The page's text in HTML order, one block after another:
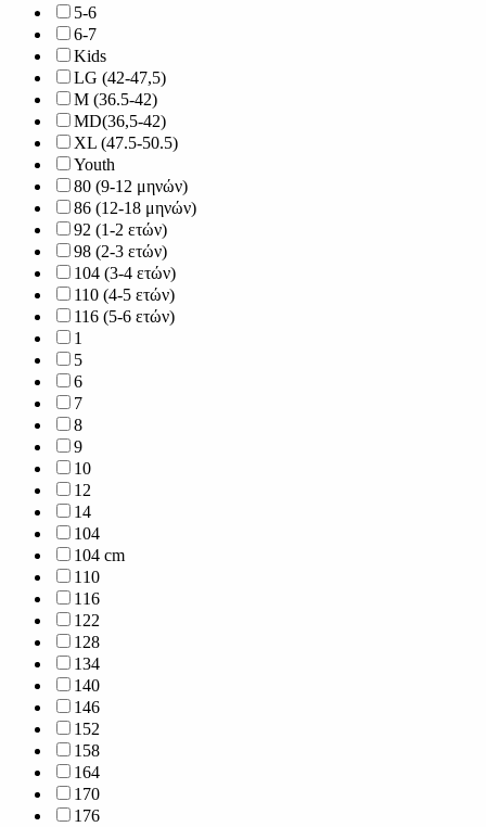
5-6
6-7
Kids
LG (42-47,5)
M (36.5-42)
MD(36,5-42)
XL (47.5-50.5)
Youth
80 (9-12 μηνών)
86 (12-18 μηνών)
92 (1-2 ετών)
98 (2-3 ετών)
104 (3-4 ετών)
110 (4-5 ετών)
116 (5-6 ετών)
1
5
6
7
8
9
10
12
14
104
104 cm
110
116
122
128
134
140
146
152
158
164
170
176